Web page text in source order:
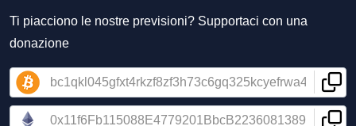
Ti piacciono le nostre previsioni? Supportaci con una
donazione